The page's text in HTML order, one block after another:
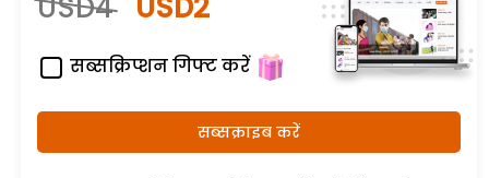
सब्सक्रिप्शन गिफ्ट करें
सब्सक्राइब करें